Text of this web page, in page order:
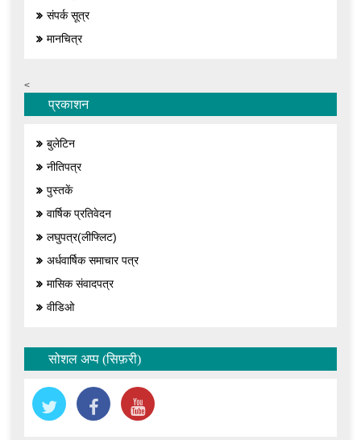
संपर्क सूत्र
मानचित्र
<
प्रकाशन
बुलेटिन
नीतिपत्र
पुस्तकें
वार्षिक प्रतिवेदन
लघुपत्र(लीफ्लिट)
अर्धवार्षिक समाचार पत्र
मासिक संवादपत्र
वीडिओ
सोशल अप्प (सिफ़री)